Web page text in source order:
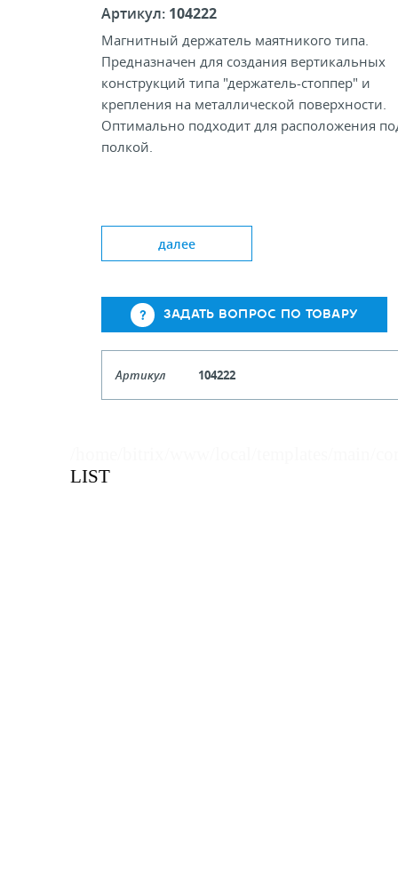
Артикул: 104222
Магнитный держатель маятникого типа.
Предназначен для создания вертикальных
конструкций типа "держатель-стоппер" и
крепления на металлической поверхности.
Оптимально подходит для расположения
полкой.
Угол крепления, °: 90
Формат рамки: A4-A6
далее
ЗАДАТЬ ВОПРОС ПО ТОВАРУ
Артикул 104222
LIST